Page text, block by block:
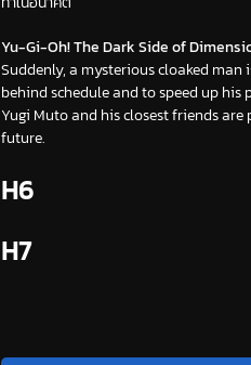
Yu-Gi-Oh! The Dark Side of
Suddenly, a mysterious cloaked
behind schedule and to speed up
Yugi Muto and his closest friends
future.
H6
H7